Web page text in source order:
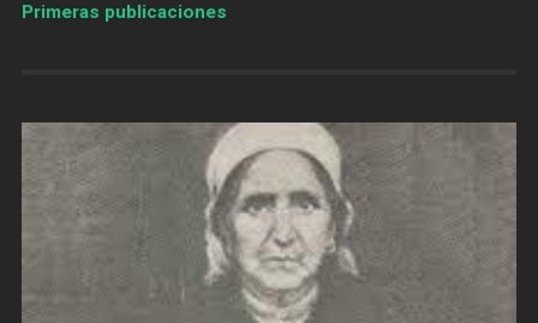
Primeras publicaciones